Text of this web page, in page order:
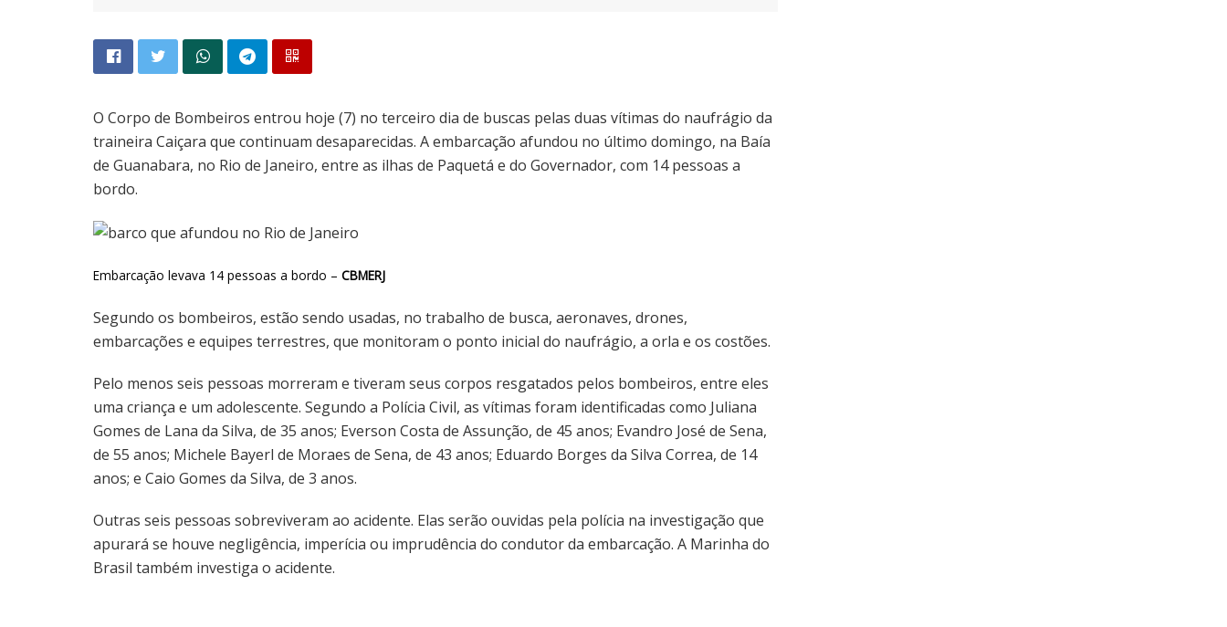
O Corpo de Bombeiros entrou hoje (7) no terceiro dia de buscas pelas duas vítimas do naufrágio da
traineira Caiçara que continuam desaparecidas. A embarcação afundou no último domingo, na Baía
de Guanabara, no Rio de Janeiro, entre as ilhas de Paquetá e do Governador, com 14 pessoas a
bordo.
Embarcação levava 14 pessoas a bordo – CBMERJ
Segundo os bombeiros, estão sendo usadas, no trabalho de busca, aeronaves, drones,
embarcações e equipes terrestres, que monitoram o ponto inicial do naufrágio, a orla e os costões.
Pelo menos seis pessoas morreram e tiveram seus corpos resgatados pelos bombeiros, entre eles
uma criança e um adolescente. Segundo a Polícia Civil, as vítimas foram identificadas como Juliana
Gomes de Lana da Silva, de 35 anos; Everson Costa de Assunção, de 45 anos; Evandro José de Sena,
de 55 anos; Michele Bayerl de Moraes de Sena, de 43 anos; Eduardo Borges da Silva Correa, de 14
anos; e Caio Gomes da Silva, de 3 anos.
Outras seis pessoas sobreviveram ao acidente. Elas serão ouvidas pela polícia na investigação que
apurará se houve negligência, imperícia ou imprudência do condutor da embarcação. A Marinha do
Brasil também investiga o acidente.